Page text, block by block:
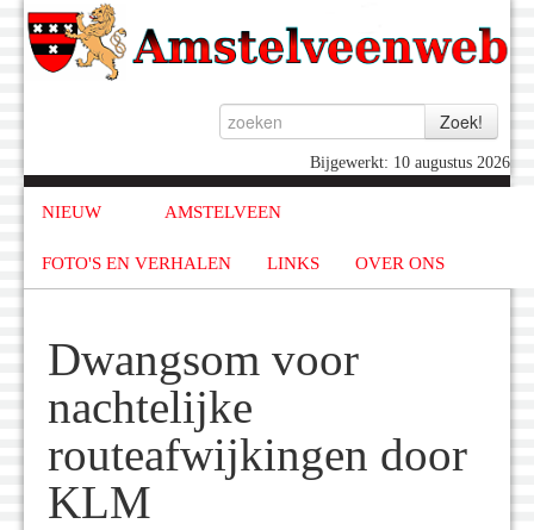
Bijgewerkt: 10 augustus 2026
NIEUW AMSTELVEEN
FOTO'S EN VERHALEN LINKS OVER ONS
Dwangsom voor
nachtelijke
routeafwijkingen door
KLM